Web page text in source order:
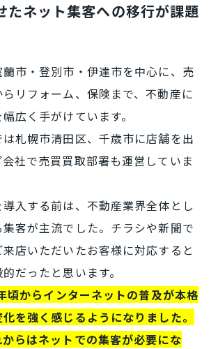
たネット集客への移行が課題
市・登別市・伊達市を中心に、売
リフォーム、保険まで、不動産に
広く手がけています。
札幌市清田区、千歳市に店舗を出
社で売買買取部署も運営していま
入する前は、不動産業界全体とし
客が主流でした。チラシや新聞で
店いただいたお客様に対応すると
だったと思います。
頃からインターネットの普及が本格
を強く感じるようになりました。
らはネットでの集客が必要にな